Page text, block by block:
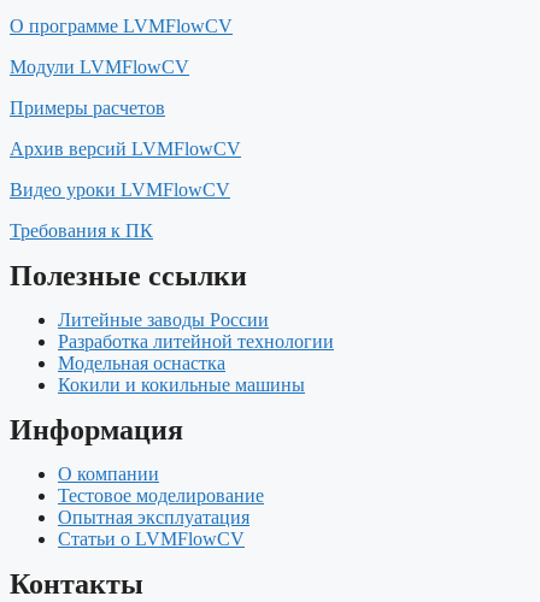
О программе LVMFlowCV
Модули LVMFlowCV
Примеры расчетов
Архив версий LVMFlowCV
Видео уроки LVMFlowCV
Требования к ПК
Полезные ссылки
Литейные заводы России
Разработка литейной технологии
Модельная оснастка
Кокили и кокильные машины
Информация
О компании
Тестовое моделирование
Опытная эксплуатация
Статьи о LVMFlowCV
Контакты